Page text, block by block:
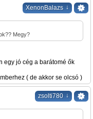
XenonBalazs ↓
Megy?
egy jó cég a barátomé ők
( de akkor se olcsó )
zsolti780 ↓